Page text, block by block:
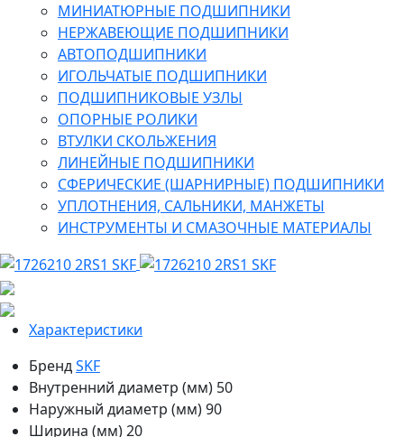
МИНИАТЮРНЫЕ ПОДШИПНИКИ
НЕРЖАВЕЮЩИЕ ПОДШИПНИКИ
АВТОПОДШИПНИКИ
ИГОЛЬЧАТЫЕ ПОДШИПНИКИ
ПОДШИПНИКОВЫЕ УЗЛЫ
ОПОРНЫЕ РОЛИКИ
ВТУЛКИ СКОЛЬЖЕНИЯ
ЛИНЕЙНЫЕ ПОДШИПНИКИ
СФЕРИЧЕСКИЕ (ШАРНИРНЫЕ) ПОДШИПНИКИ
УПЛОТНЕНИЯ, САЛЬНИКИ, МАНЖЕТЫ
ИНСТРУМЕНТЫ И СМАЗОЧНЫЕ МАТЕРИАЛЫ
Характеристики
БрендSKF
Внутренний диаметр (мм) 50
Наружный диаметр (мм)90
Ширина (мм)20